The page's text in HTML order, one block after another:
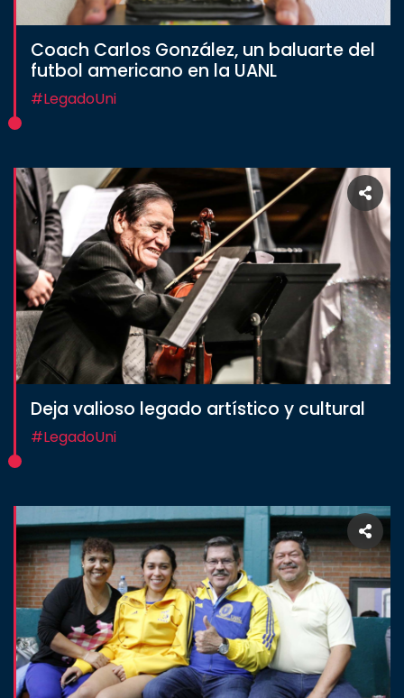
Coach Carlos González, un baluarte del
futbol americano en la UANL
#LegadoUni
Deja valioso legado artístico y cultural
#LegadoUni